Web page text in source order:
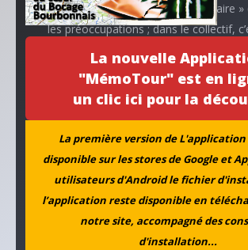
La nouvelle
"MémoTour" est en
un clic ici pour la
La première version de
disponible sur les stores de Google et
utilisateurs d'Android le fichier
l’application reste disponible en
notre site, accompagné des
d'installation...
Dans le second temps c’est le « faire
les préoccupations ; dans le collectif,
de l’organisation, de la gestion du
règles qui vont structurer l’activité, du
regard se décale des personnes vers le
réalisation en commun. Une fois les
partagés et l’activité enclenchée,
le
plus loin vers le résultat
et c’est sur le
entretenu par les différents membres
l’attention pour y concentrer les
ou les risques d’échecs. C’est un
se partage entre le travail et le